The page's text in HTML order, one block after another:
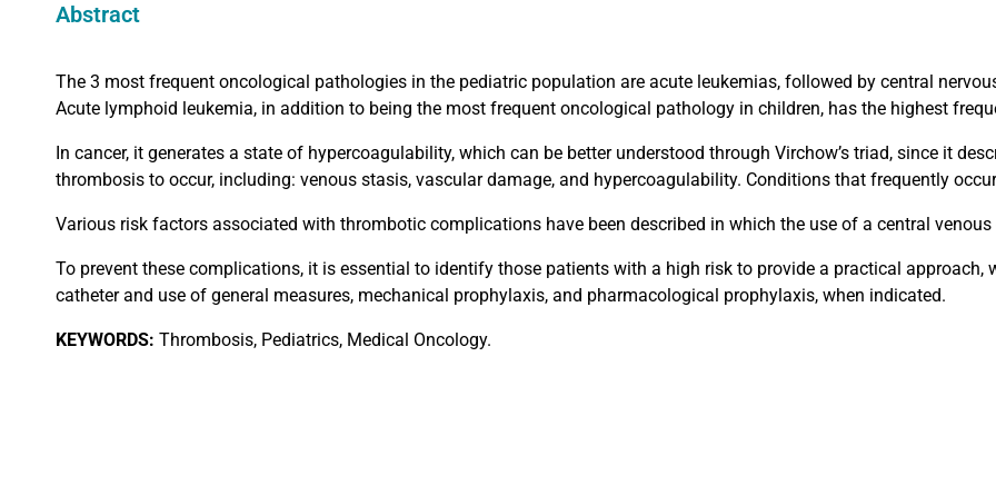
Abstract
The 3 most frequent oncological pathologies in the pediatric population are acute leukemias, followed by central
Acute lymphoid leukemia, in addition to being the most frequent oncological pathology in children, has the highest
In cancer, it generates a state of hypercoagulability, which can be better understood through Virchow’s triad, since it
thrombosis to occur, including: venous stasis, vascular damage, and hypercoagulability. Conditions that frequently
Various risk factors associated with thrombotic complications have been described in which the use of a central
To prevent these complications, it is essential to identify those patients with a high risk to provide a practical approach,
catheter and use of general measures, mechanical prophylaxis, and pharmacological prophylaxis, when indicated.
KEYWORDS: Thrombosis, Pediatrics, Medical Oncology.